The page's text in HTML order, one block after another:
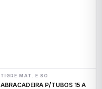
TIGRE MAT. E SO
ABRACADEIRA P/TUBOS 15 A